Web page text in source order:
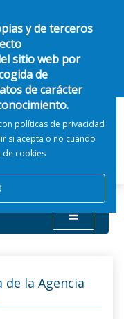
y de terceros
sitio web por
de
de carácter
políticas de privacidad
si acepta o no cuando
de cookies
de la Agencia